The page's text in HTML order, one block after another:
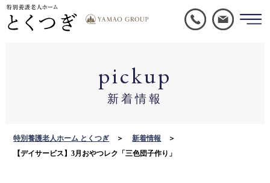
pickup
新着情報
特別養護老人ホーム とくつぎ 新着情報
【デイサービス】3月おやつレク「三色団子作り」